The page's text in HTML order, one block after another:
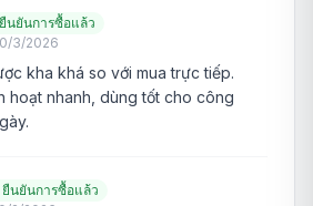
ยืนยันการซื้อแล้ว
3/2026
kha khá so với mua trực tiếp.
hoạt nhanh, dùng tốt cho công
ยืนยันการซื้อแล้ว